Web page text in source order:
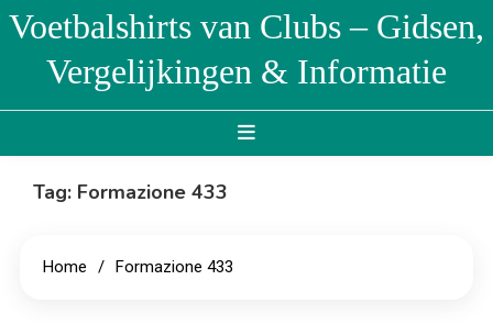
Skip
content
Voetbalshirts van Clubs – Gidsen,
Vergelijkingen & Informatie
Tag: Formazione 433
Home Formazione 433